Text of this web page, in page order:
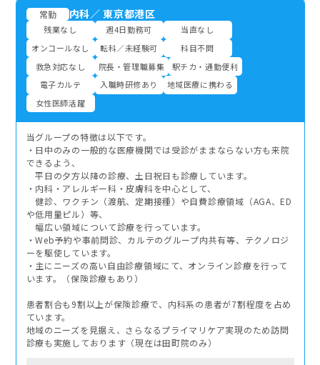
常勤 内科／東京都港区
残業なし 週4日勤務可
当直なし
オンコールなし
転科／未経験可
科目不問
救急対応なし
院長・管理職募集
駅チカ・通勤便利
電子カルテ
入職時研修あり
地域医療に携わる
女性医師活躍
当グループの特徴は以下です。
・日中のみの一般的な医療機関では受診がままならない方も来院
できるよう、
平日の夕方以降の診療、土日祝日も診療しています。
・内科・アレルギー科・皮膚科を中心として、
健診、ワクチン（渡航、定期接種）や自費診療領域（AGA、ED
や低用量ピル）等、
幅広い領域について診療を行っています。
・Web予約や事前問診、カルテのグループ内共有等、テクノロジ
ーを駆使しています。
・主にニーズの高い自由診療領域にて、オンライン診療を行って
います。（保険診療もあり）
患者割合も9割以上が保険診療で、内科系の患者が7割程度を占め
ています。
地域のニーズを見据え、さらなるプライマリケア実現のため訪問
診療も実施しております（現在は田町院のみ）